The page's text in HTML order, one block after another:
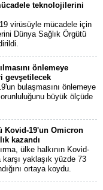
teknolojilerini
virüsüyle mücadele için
Dünya Sağlık Örgütü
önlemeye
gevşetilecek
bulaşmasını önlemeye
büyük ölçüde
Kovid-19'un Omicron
kazandı
ülke halkının Kovid-
karşı yaklaşık yüzde 73
ortaya koydu.